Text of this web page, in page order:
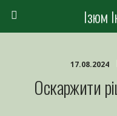
Ізюм
17.08.2024
Оскаржити